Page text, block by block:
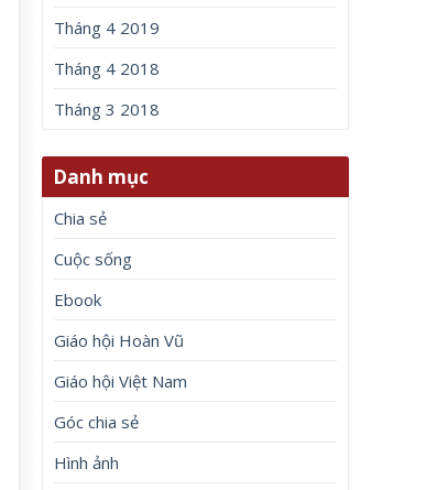
Tháng 4 2019
Tháng 4 2018
Tháng 3 2018
Danh mục
Chia sẻ
Cuộc sống
Ebook
Giáo hội Hoàn Vũ
Giáo hội Việt Nam
Góc chia sẻ
Hình ảnh